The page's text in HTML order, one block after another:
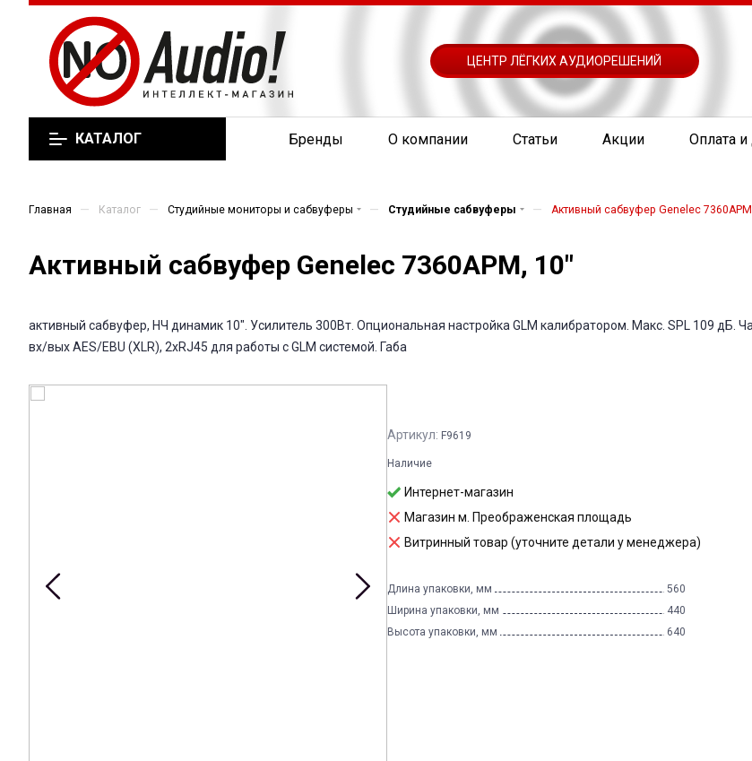
ЦЕНТР ЛЁГКИХ АУДИОРЕШЕНИЙ
КАТАЛОГ Бренды О компании Статьи Акции Оплата и
Главная — Каталог — Студийные мониторы и сабвуферы — Студийные сабвуферы — Активный сабвуфер Genelec
Активный сабвуфер Genelec 7360APM, 10"
активный сабвуфер, НЧ динамик 10". Усилитель 300Вт. Опциональная настройка GLM калибратором. Макс. SPL 109 дБ.
вх/вых AES/EBU (XLR), 2xRJ45 для работы с GLM системой. Габа
Артикул: F9619
Наличие
Интернет-магазин
Магазин м. Преображенская площадь
Витринный товар (уточните детали у менеджера)
Длина упаковки, мм
560
Ширина упаковки, мм
440
Высота упаковки, мм
640